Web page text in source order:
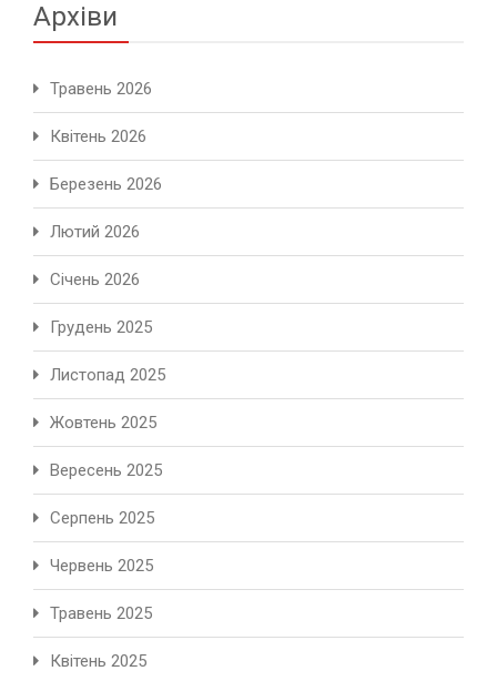
Архіви
Травень 2026
Квітень 2026
Березень 2026
Лютий 2026
Січень 2026
Грудень 2025
Листопад 2025
Жовтень 2025
Вересень 2025
Серпень 2025
Червень 2025
Травень 2025
Квітень 2025